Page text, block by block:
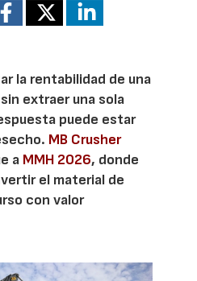
la rentabilidad de una
extraer una sola
puede estar
MB Crusher
a MMH 2026, donde
el material de
con valor